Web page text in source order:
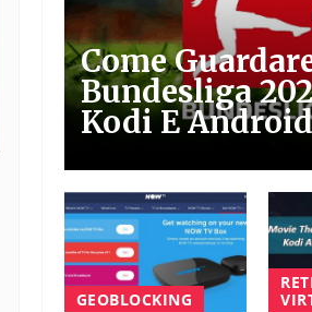
Come
Bundesliga
Kodi E
GEOBLOCKING